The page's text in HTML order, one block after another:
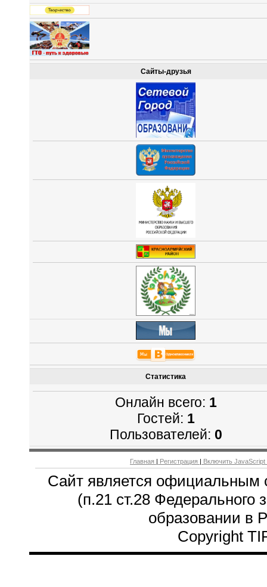
Сайты-друзья
Статистика
Онлайн всего: 1
Гостей: 1
Пользователей: 0
Главная | Регистрация | Включить JavaScript
Сайт является официальным
(п.21 ст.28 Федерального
образовании в
Copyright